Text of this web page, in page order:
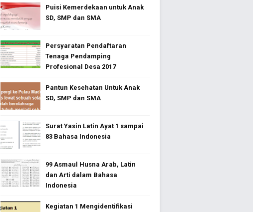
Puisi Kemerdekaan untuk Anak
SD, SMP dan SMA
Persyaratan Pendaftaran
Tenaga Pendamping
Profesional Desa 2017
Pantun Kesehatan Untuk Anak
SD, SMP dan SMA
Surat Yasin Latin Ayat 1 sampai
83 Bahasa Indonesia
99 Asmaul Husna Arab, Latin
dan Arti dalam Bahasa
Indonesia
Kegiatan 1 Mengidentifikasi